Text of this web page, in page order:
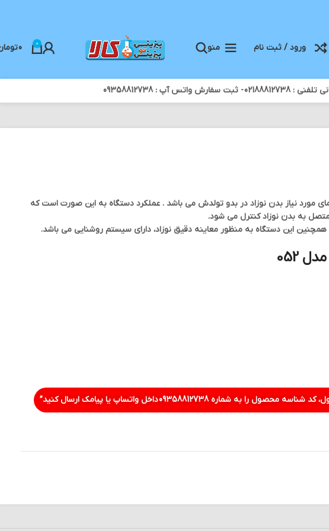
ورود / ثبت نام منو 0
0
- ثبت سفارش واتس آپ : 09358812738
جهت تامین گرمای مورد نیاز بدن نوزاد در بدو تولدش می باشد . عملکرد دستگاه به این صورت است که
به بدن نوزاد کنترل می شود.
همچنین این دستگاه به منظور معاینه دقیق نوزاد، دارای سیستم روشنایی می باشد.
052
کد شناسه محصول را به شماره09358812738داخل واتساپ یا پیامک ارسال کنید”